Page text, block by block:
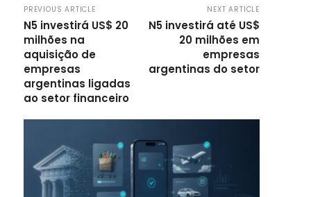
PREVIOUS ARTICLE
N5 investirá US$ 20
milhões na
aquisição de
empresas
argentinas ligadas
ao setor financeiro
NEXT ARTICLE
N5 investirá até US$
20 milhões em
empresas
argentinas do setor